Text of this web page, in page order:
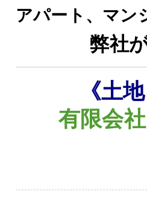
アパート、マン
弊社
《土
有限会